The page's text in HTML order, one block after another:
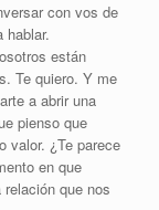
con vos de
hablar.
están
Te quiero. Y me
a abrir una
pienso que
valor. ¿Te parece
en que
que nos